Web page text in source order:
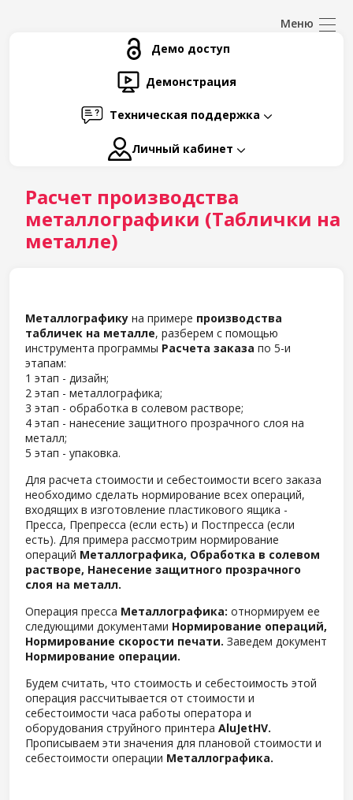
Демо доступ
Демонстрация
Техническая поддержка
Личный кабинет
Расчет производства
металлографики (Таблички на
металле)
Металлографику на примере производства
табличек на металле, разберем с помощью
инструмента программы Расчета заказа по 5-и
этапам:
1 этап - дизайн;
2 этап - металлографика;
3 этап - обработка в солевом растворе;
4 этап - нанесение защитного прозрачного слоя на
металл;
5 этап - упаковка.
Для расчета стоимости и себестоимости всего заказа
необходимо сделать нормирование всех операций,
входящих в изготовление пластикового ящика -
Пресса, Препресса (если есть) и Постпресса (если
есть). Для примера рассмотрим нормирование
операций Металлографика, Обработка в солевом
растворе, Нанесение защитного прозрачного
слоя на металл.
Операция пресса Металлографика: отнормируем ее
следующими документами Нормирование операций,
Нормирование скорости печати. Заведем документ
Нормирование операции.
Будем считать, что стоимость и себестоимость этой
операция рассчитывается от стоимости и
себестоимости часа работы оператора и
оборудования струйного принтера AluJetHV.
Прописываем эти значения для плановой стоимости и
себестоимости операции Металлографика.